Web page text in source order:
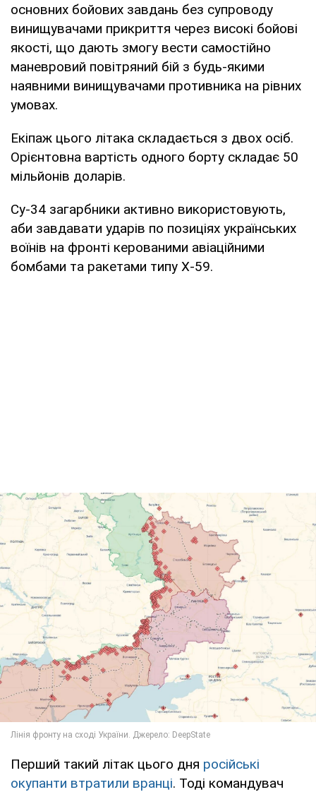
основних бойових завдань без супроводу
винищувачами прикриття через високі бойові
якості, що дають змогу вести самостійно
маневровий повітряний бій з будь-якими
наявними винищувачами противника на рівних
умовах.
Екіпаж цього літака складається з двох осіб.
Орієнтовна вартість одного борту складає 50
мільйонів доларів.
Су-34 загарбники активно використовують,
аби завдавати ударів по позиціях українських
воїнів на фронті керованими авіаційними
бомбами та ракетами типу Х-59.
Перший такий літак цього дня російські
окупанти втратили вранці. Тоді командувач